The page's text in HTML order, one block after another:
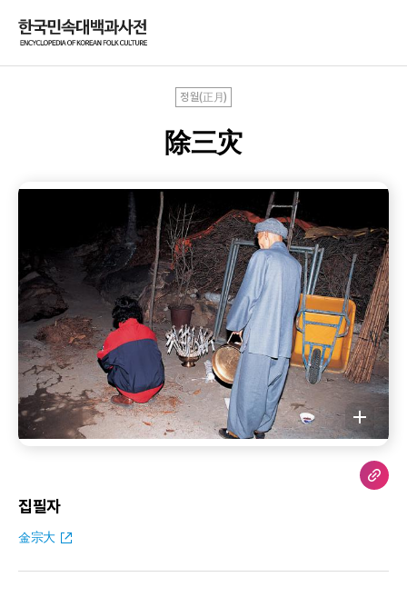
정월(正月)
除三灾
집필자
金宗大